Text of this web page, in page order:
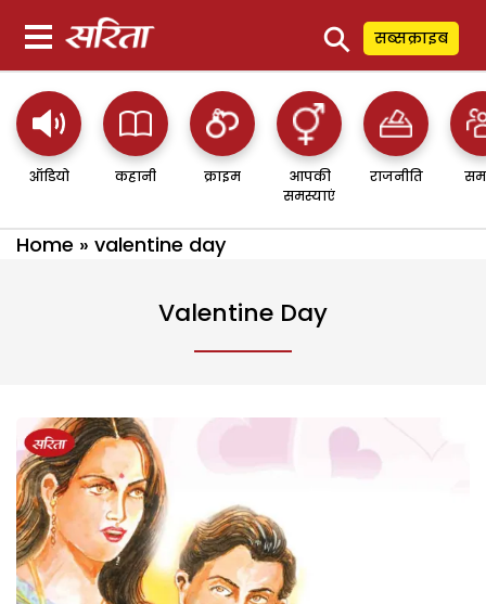
⚲ सब्सक्राइब
ऑडियो कहानी क्राइम
आपकी
समस्याएं
राजनीति
Home » valentine day
Valentine Day